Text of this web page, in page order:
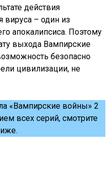
действия
– один из
апокалипсиса. Поэтому
выхода Вампирские
безопасно
цивилизации, не
«Вампирские войны» 2
всех серий, смотрите